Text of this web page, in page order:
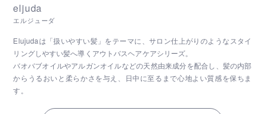
eljuda
エルジューダ
Elujudaは「扱いやすい髪」をテーマに、サロン仕上がりのようなスタイ
リングしやすい髪へ導くアウトバスヘアケアシリーズ。
バオバブオイルやアルガンオイルなどの天然由来成分を配合し、髪の内部
からうるおいと柔らかさを与え、日中に至るまで心地よい質感を保ちま
す。